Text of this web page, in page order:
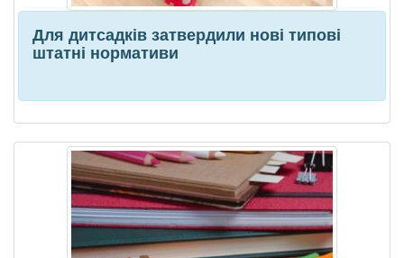
Для дитсадків затвердили нові типові
штатні нормативи